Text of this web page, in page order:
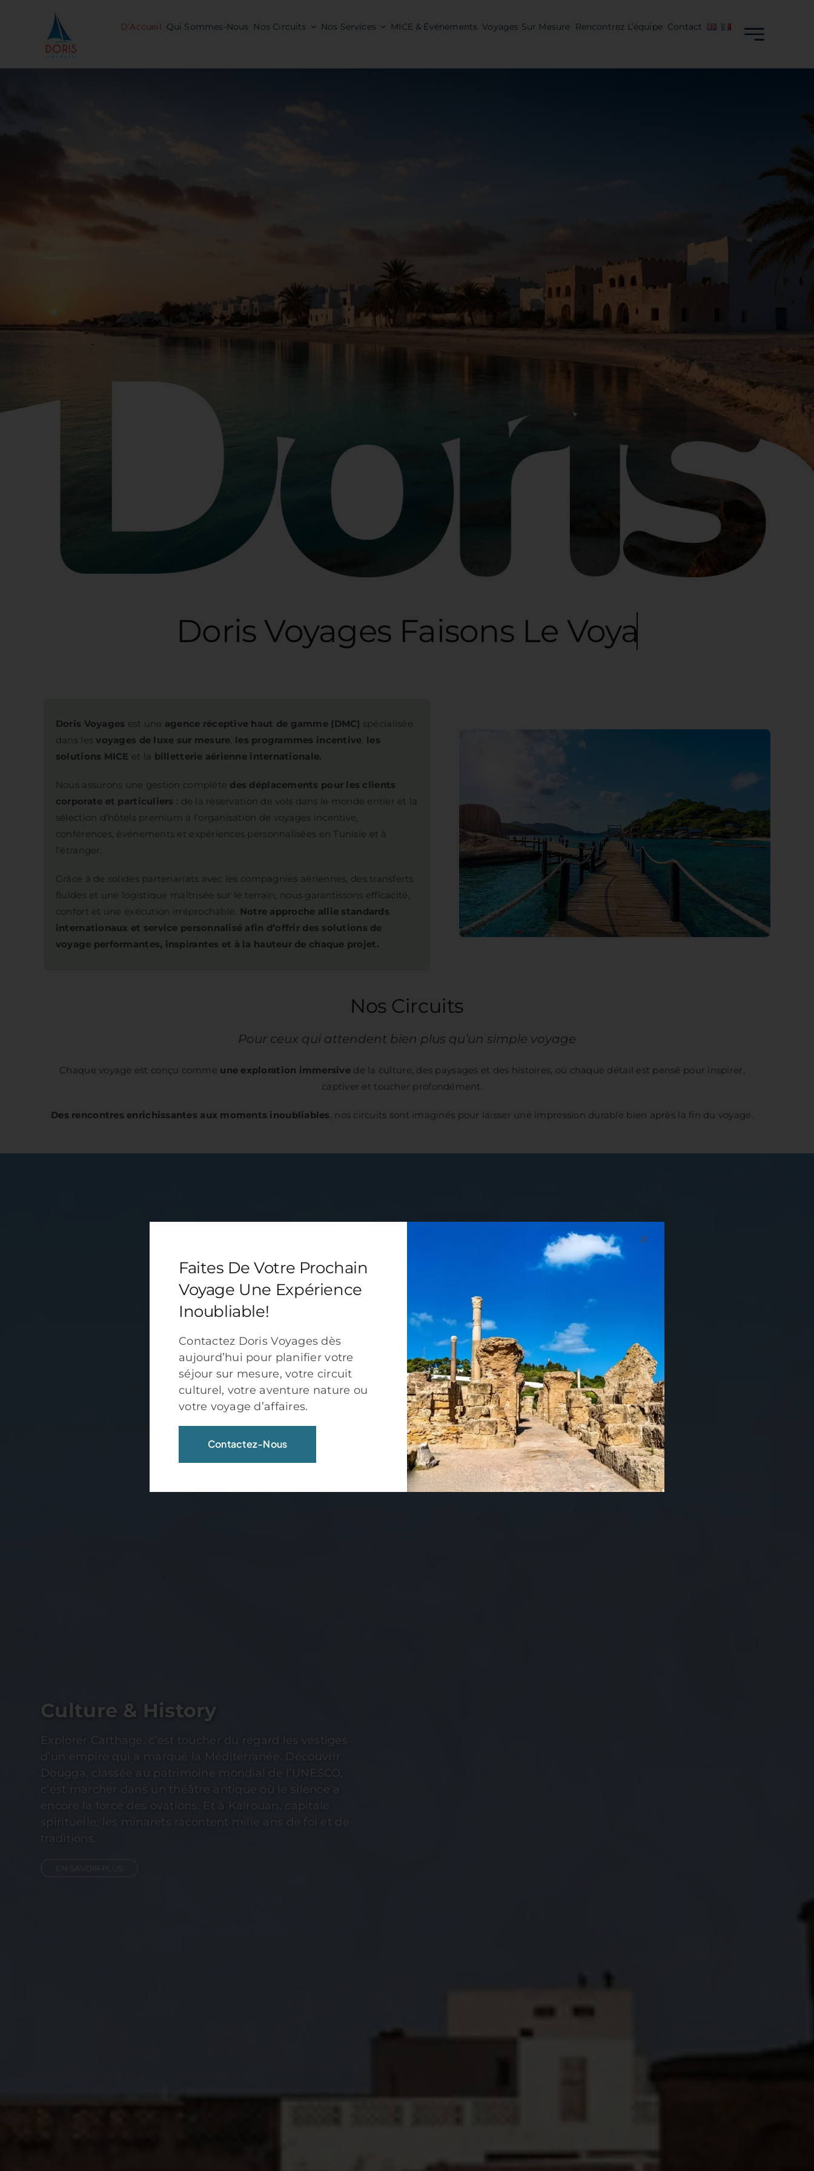
D’Accueil Qui Sommes-Nous Nos Circuits Nos Services MICE & Événements Voyages Sur Mesure Rencontrez L’équipe Contact
Doris Voyages
Doris Voyages est une agence réceptive haut de gamme (DMC) spécialisée
dans lesvoyages de luxe sur mesure, les programmes incentive, les
solutions MICE et la billetterie aérienne internationale.
Nous assurons une gestion complète des déplacements pour les clients
corporate et particuliers : de la réservation de vols dans le monde entier et la
sélection d’hôtels premium à l’organisation de voyages incentive,
conférences, événements et expériences personnalisées en Tunisie et à
l’étranger.
Grâce à de solides partenariats avec les compagnies aériennes, des transferts
fluides et une logistique maîtrisée sur le terrain, nous garantissons efficacité,
confort et une exécution irréprochable. Notre approche allie standards
internationaux et service personnalisé afin d’offrir des solutions de
voyage performantes, inspirantes et à la hauteur de chaque projet.
Nos Circuits
Pour ceux qui attendent bien plus qu’un simple voyage
Chaque voyage est conçu comme une exploration immersive de la culture, des paysages et des histoires, où chaque détail est pensé pour inspirer,
captiver et toucher profondément.
Des rencontres enrichissantes aux moments inoubliables, nos circuits sont imaginés pour laisser une impression durable bien après la fin du voyage.
Culture & History
Explorer Carthage, c’est toucher du regard les vestiges
d’un empire qui a marqué la Méditerranée. Découvrir
Dougga, classée au patrimoine mondial de l’UNESCO,
c’est marcher dans un théâtre antique où le silence a
encore la force des ovations. Et à Kairouan, capitale
spirituelle, les minarets racontent mille ans de foi et de
traditions.
EN SAVOIR PLUS
Faites De Votre Prochain
Voyage Une Expérience
Inoubliable!
Contactez Doris Voyages dès
aujourd’hui pour planifier votre
séjour sur mesure, votre circuit
culturel, votre aventure nature ou
votre voyage d’affaires.
Contactez-Nous